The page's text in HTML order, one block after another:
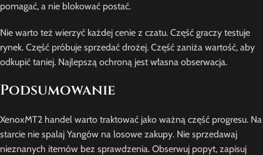
pomagać, a nie blokować postać.
Nie warto też wierzyć każdej cenie z czatu. Część graczy testuje
rynek. Część próbuje sprzedać drożej. Część zaniża wartość, aby
odkupić taniej. Najlepszą ochroną jest własna obserwacja.
Podsumowanie
XenoxMT2 handel warto traktować jako ważną część progresu. Na
starcie nie spalaj Yangów na losowe zakupy. Nie sprzedawaj
nieznanych itemów bez sprawdzenia. Obserwuj popyt, zapisuj